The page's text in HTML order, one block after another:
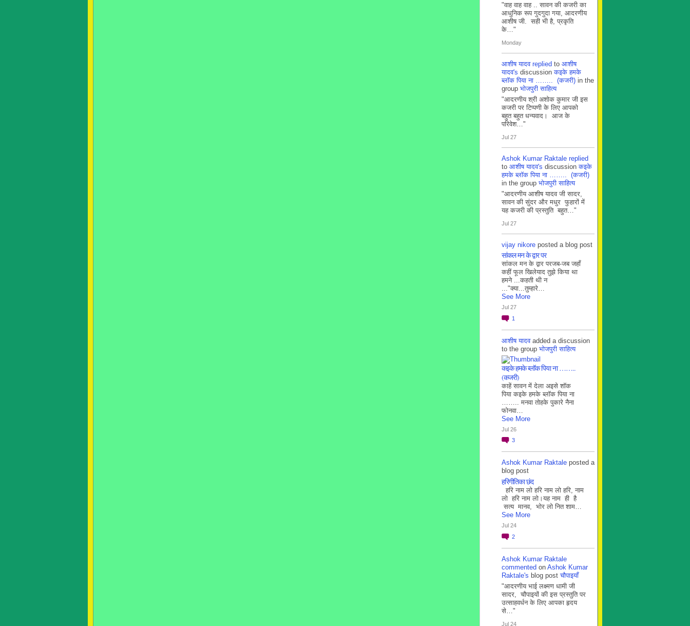
"वाह वाह वाह .. सावन की कजरी का
आधुनिक रूप गुदगुदा गया, आदरणीय
आशीष जी. सही भी है, प्रकृति
के…"
Monday
आशीष यादव replied to आशीष
यादव's discussionकइके हमके
ब्लाॅक पिया ना …….. (कजरी) in the
group भोजपुरी साहित्य
"आदरणीय श्री अशोक कुमार जी इस
कजरी पर टिप्पणी के लिए आपको
बहुत बहुत धन्यवाद। आज के
परिवेश…"
Jul 27
Ashok Kumar Raktale replied
to आशीष यादव's discussionकइके
हमके ब्लाॅक पिया ना …….. (कजरी)
in the group भोजपुरी साहित्य
"आदरणीय आशीष यादव जी सादर,
सावन की सुंदर और मधुर फुहारों में
यह कजरी की प्रस्तुति बहुत…"
Jul 27
vijay nikore posted a blog post
सांकल मन के द्वार पर
सांकल मन के द्वार परजब-जब जहाँ
कहीं फूल खिलेयाद तुझे किया था
हमने ...कहती थी न
..."क्या...तुम्हारे…
See More
Jul 27
1
आशीष यादवadded a discussion
to the group भोजपुरी साहित्य
कइके हमके ब्लाॅक पिया ना ……..
(कजरी)
काहें सावन में देला अइसे शॉक
पिया कइके हमके ब्लाॅक पिया ना
…….. मनवा तोहके पुकारे नैना
फोनवा…
See More
Jul 26
3
Ashok Kumar Raktale posted a
blog post
हरिगीतिका छंद
हरि नाम लो हरि नाम लो हरि, नाम
लो हरि नाम लो।यह नाम ही है
सत्य मानव, भोर लो नित शाम…
See More
Jul 24
2
Ashok Kumar Raktale
commented on Ashok Kumar
Raktale's blog postचौपाइयाँ
"आदरणीय भाई लक्ष्मण धामी जी
सादर, चौपाइयों की इस प्रस्तुति पर
उत्साहवर्धन के लिए आपका हृदय
से…"
Jul 24